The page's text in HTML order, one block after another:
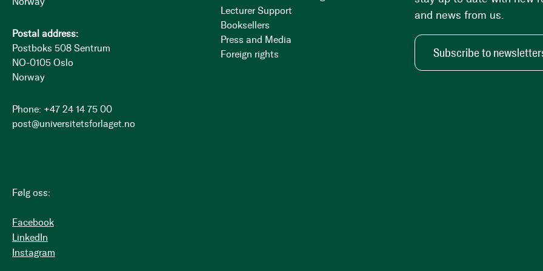
Postal address:
Postboks 508 Sentrum
NO-0105 Oslo
Norway
Phone: +47 24 14 75 00
post@universitetsforlaget.no
Følg oss:
Facebook
LinkedIn
Instagram
Lecturer Support
Booksellers
Press and Media
Foreign rights
and news from us.
Subscribe to